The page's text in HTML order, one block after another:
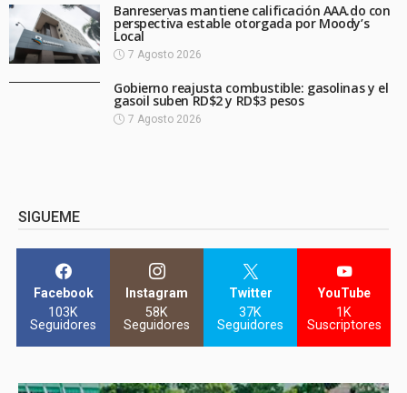
Banreservas mantiene calificación AAA.do con
perspectiva estable otorgada por Moody’s
Local
7 Agosto 2026
Gobierno reajusta combustible: gasolinas y el
gasoil suben RD$2 y RD$3 pesos
7 Agosto 2026
SIGUEME
Facebook
103K
Seguidores
Instagram
58K
Seguidores
Twitter
37K
Seguidores
YouTube
1K
Suscriptores